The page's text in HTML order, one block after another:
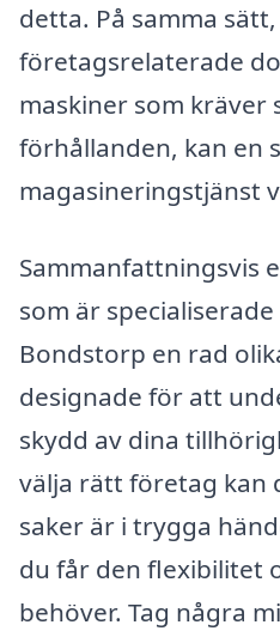
detta. På samma
företagsrelaterade
maskiner som kräver
förhållanden, kan en
magasineringstjänst
Sammanfattningsvis
som är
Bondstorp en rad
designade för att
skydd av dina
välja rätt företag kan
saker är i trygga
du får den flexibilitet
behöver. Tag några